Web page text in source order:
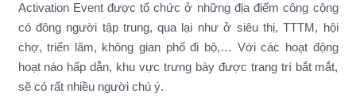
Activation Event được tổ chức ở những địa điểm công cộng
có đông người tập trung, qua lại như ở siêu thị, TTTM, hội
chợ, triển lãm, không gian phố đi bộ,… Với các hoạt động
hoạt náo hấp dẫn, khu vực trưng bày được trang trí bắt mắt,
sẽ có rất nhiều người chú ý.